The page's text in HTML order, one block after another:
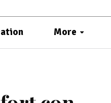
More